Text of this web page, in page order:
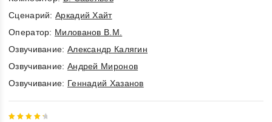
Cценарий: Аркадий Хайт
Оператор: Милованов В.М.
Озвучивание: Александр Калягин
Озвучивание: Андрей Миронов
Озвучивание: Геннадий Хазанов